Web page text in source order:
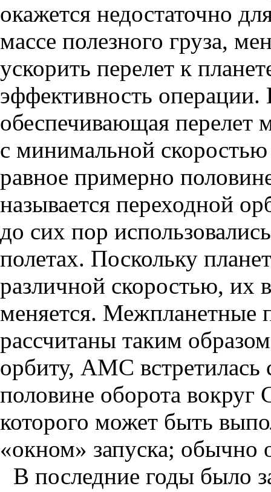
окажется недостаточно
массе полезного груза,
ускорить перелет к
эффективность операции.
обеспечивающая перелет
с минимальной
равное примерно
называется переходной
до сих пор
полетах. Поскольку
различной скоростью, их
меняется. Межпланетные
рассчитаны таким
орбиту, АМС встретилась
половине оборота вокруг
которого может быть
«окном» запуска; обычно
В последние годы было